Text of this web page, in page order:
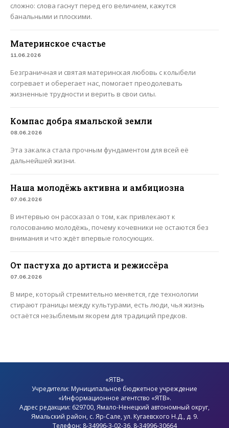
сложно: слова гаснут перед его величием, кажутся
банальными и плоскими.
Материнское счастье
11.06.2026
Безграничная и святая материнская любовь с колыбели
согревает и оберегает нас, помогает преодолевать
жизненные трудности и верить в свои силы.
Компас добра ямальской земли
08.06.2026
Эта закалка стала прочным фундаментом для всей её
дальнейшей жизни.
Наша молодёжь активна и амбициозна
07.06.2026
В интервью он рассказал о том, как привлекают к
голосованию молодёжь, почему кочевники не остаются без
внимания и что ждёт впервые голосующих.
От пастуха до артиста и режиссёра
07.06.2026
В мире, который стремительно меняется, где технологии
стирают границы между культурами, есть люди, чья жизнь
остаётся незыблемым якорем для традиций предков.
«ЯТВ»
Учредители: Муниципальное бюджетное учреждение
«Информационное агентство «ЯТВ».
Адрес редакции: 629700, Ямало-Ненецкий автономный округ,
Ямальский район, с. Яр-Сале, ул. Кугаевского Н.Д., д. 9.
Телефон: 8-34996-3-02-36, 8-34996-30664